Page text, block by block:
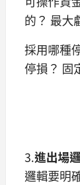
的？ 最大
採用哪種
停損？ 固
3.進出場
邏輯要明